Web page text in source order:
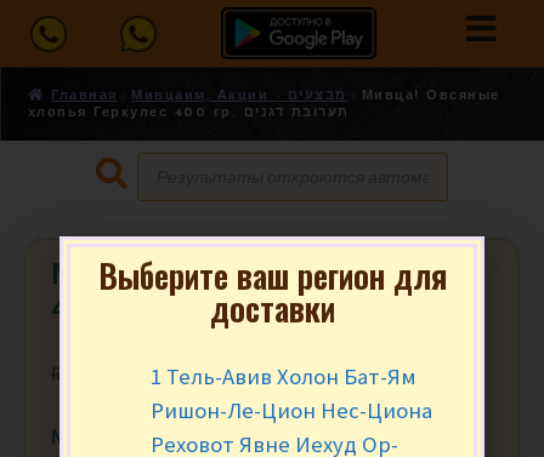
Главная Мивцаим, Акции - מבצעים
Мивца! Овсяные
хлопья Геркулес 400 гр. תערובת דגנים
Мивца! Овсяные хлопья Геркулес
400 гр. תערובת דגנים
₪ ₪7.95 за уп.
Мивца от 2 уп.
Выберите ваш регион для
доставки
1 Тель-Авив Холон Бат-Ям
Ришон-Ле-Цион Нес-Циона
Реховот Явне Иехуд Ор-